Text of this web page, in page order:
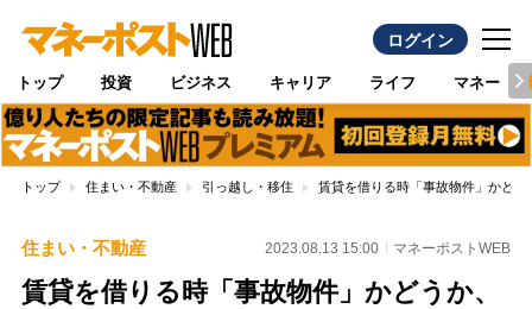
ログイン
トップ 投資 ビジネス キャリア ライフ マネー
トップ 住まい・不動産 引っ越し・移住 賃貸を借りる時「事故物件」かど
住まい・不動産 2023.08.13 15:00 マネーポストWEB
賃貸を借りる時「事故物件」かどうか、